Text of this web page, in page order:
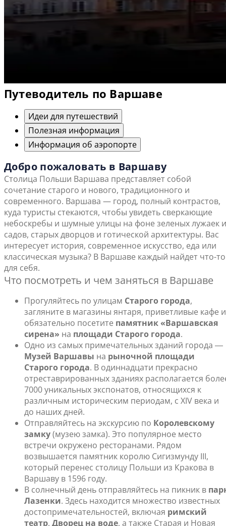
Путеводитель по Варшаве
Идеи для путешествий
Полезная информация
Информация об аэропорте
Добро пожаловать в Варшаву
Столица Польши Варшава представляет собой
сочетание старого и нового, традиционного и
современного. Варшава — город, полный контрастов,
куда туристы стекаются, чтобы увидеть сверкающие
небоскребы и шумные улицы на фоне зеленых лужаек и
садов, старых дворцов и готической архитектуры. Вас
интересует история, современное искусство, еда или
классическая музыка? В Варшаве каждый найдет что-то
для себя.
Что посмотреть и чем заняться в Варшаве
Прогуляйтесь по улицам Старого города,
загляните в магазины янтаря, приветливые кафе и
обязательно посетите памятник «Варшавская
сирена» на площади Старого города.
Одно из самых примечательных зданий города ―
Музей Варшавы на рыночной площади
Старого города. В одиннадцати прекрасно
отреставрированных зданиях располагается
7000 уникальных экспонатов, относящихся к
различным историческим периодам, с XIV века и
до наших дней.
Отправляйтесь на экскурсию по Королевскому
замку(музею замка). Это популярное место
встречи окружено ресторанами. Рядом
возвышается памятник королю Сигизмунду III,
который перенес столицу Польши из Кракова в
Варшаву в 1596 году.
В солнечный день отправляйтесь на пикник в
Лазенки. Здесь находится множество известных
достопримечательностей, включая римский
театр, Дворец на воде, а также Старая и Новая